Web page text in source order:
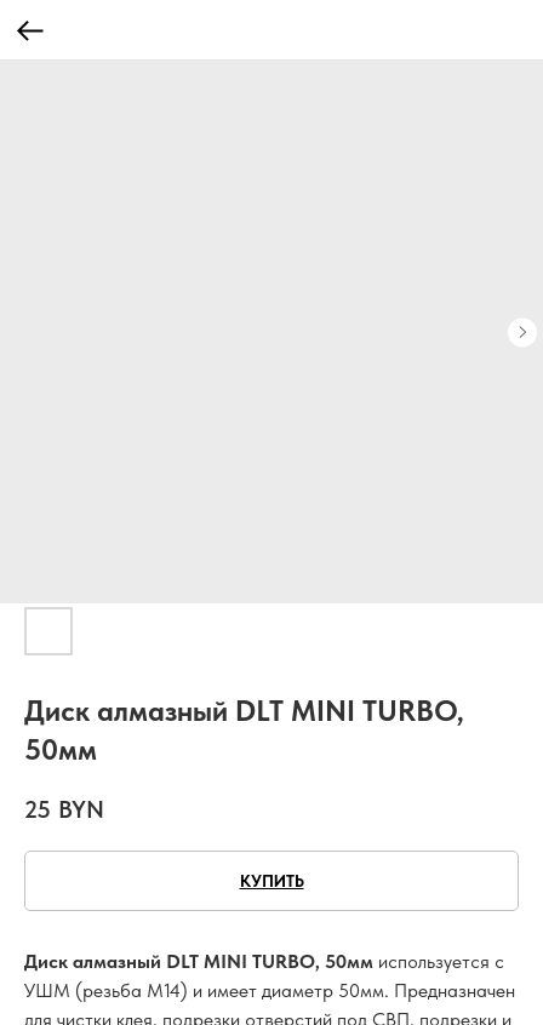
Диск алмазный DLT MINI TURBO,
50мм
25 BYN
КУПИТЬ
Диск алмазный DLT MINI TURBO, 50мм используется с
УШМ (резьба М14) и имеет диаметр 50мм. Предназначен
для чистки клея, подрезки отверстий под СВП, подрезки и